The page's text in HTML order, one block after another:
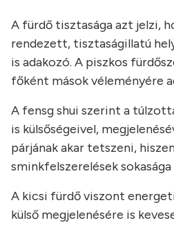
A fürdő tisztasága azt jelzi,
rendezett, tisztaságillatú
is adakozó. A piszkos
főként mások véleményére
A fensg shui szerint a
is külsőségeivel,
párjának akar tetszeni,
sminkfelszerelések
A kicsi fürdő viszont
külső megjelenésére is